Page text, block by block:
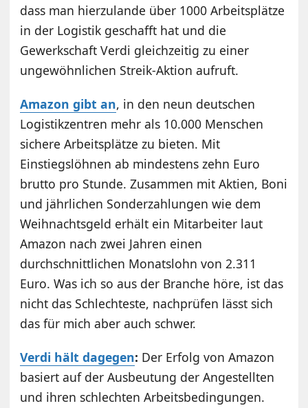
dass man hierzulande über 1000 Arbeitsplätze
in der Logistik geschafft hat und die
Gewerkschaft Verdi gleichzeitig zu einer
ungewöhnlichen Streik-Aktion aufruft.
Amazon gibt an, in den neun deutschen
Logistikzentren mehr als 10.000 Menschen
sichere Arbeitsplätze zu bieten. Mit
Einstiegslöhnen ab mindestens zehn Euro
brutto pro Stunde. Zusammen mit Aktien, Boni
und jährlichen Sonderzahlungen wie dem
Weihnachtsgeld erhält ein Mitarbeiter laut
Amazon nach zwei Jahren einen
durchschnittlichen Monatslohn von 2.311
Euro. Was ich so aus der Branche höre, ist das
nicht das Schlechteste, nachprüfen lässt sich
das für mich aber auch schwer.
Verdi hält dagegen: Der Erfolg von Amazon
basiert auf der Ausbeutung der Angestellten
und ihren schlechten Arbeitsbedingungen.